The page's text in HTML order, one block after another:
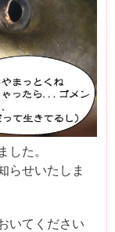
た。
らせいたしま
いてください